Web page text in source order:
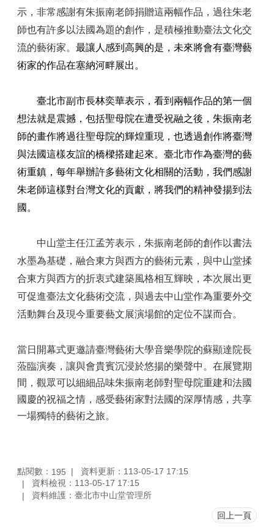
示，非常感謝有朱振南老師捐贈這兩幅作品，過往朱老
師也有許多以法國為題的創作，是積極推動臺法文化交
流的藝術家。 最讓人感到高興的是，未來將會有臺灣藝
術家的作品在塞納河畔展出 。
臺北市副市長林奕華表示，看到 兩幅作品的第一個
想法就是震撼，包括聖母院在遭受祝融之後，朱振南老
師的畫作將過往聖母院的輝煌重現，也透過創作將臺灣
與法國這樣友誼的橋樑搭建起來。臺北市作為臺灣的藝
術重鎮，每年舉辦許多藝術文化相關的活動，我們感謝
朱老師這樣對台灣文化的貢獻，將我們的精神發揚到法
國。
中山堂主任江孟芳表示，朱振南老師的創作以書法
水墨為基礎，融合東方與西方的藝術元素，與中山堂揉
合東方與西方的折衷式建築風格相互輝映，本次展出更
可促進臺法文化藝術交流，與過去中山堂作為重要外交
活動舞台及現今重要藝文展演場館的定位不謀而合。
當日開幕式更邀請臺灣藝術大學音樂學院的蘇顯達院長
蒞臨演奏，讓與會貴賓沉浸於悠揚的樂聲中。在展覽期
間，觀眾可以細細品味朱振南老師對聖母院重建和法國
國慶的祝福之情，感受藝術家對法國的深厚情感，共享
一場獨特的藝術之旅。
點閱數： 195
資料更新：113-05-17 17:15
資料檢視：113-05-17 17:15
資料維護：臺北市中山堂管理所
回上一頁